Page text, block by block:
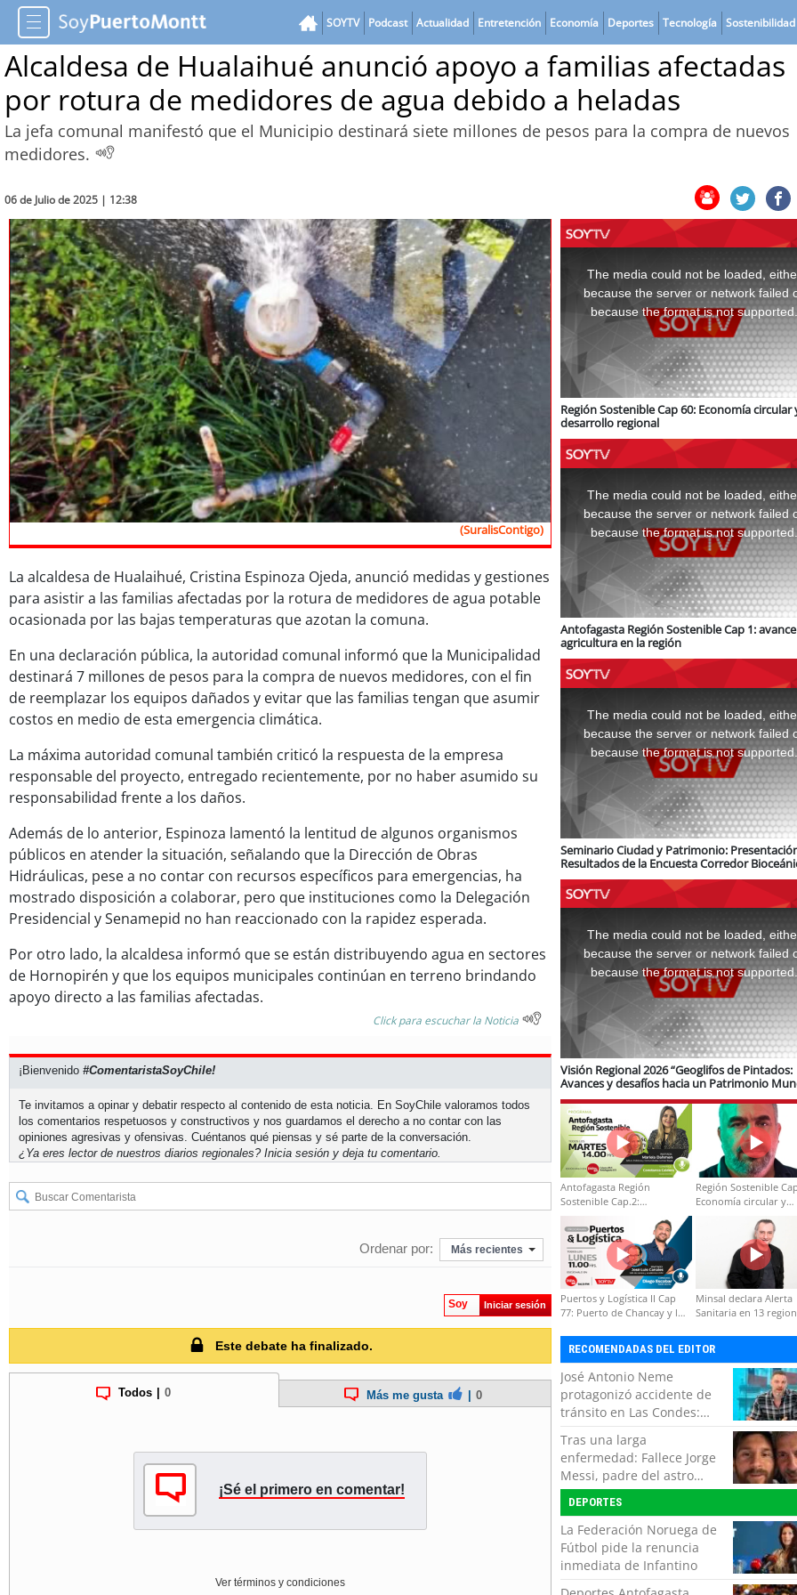
SOYTV Podcast Actualidad Entretención Economía Deportes Tecnología Sostenibilidad
Alcaldesa de Hualaihué anunció apoyo a familias afectadas
por rotura de medidores de agua debido a heladas
La jefa comunal manifestó que el Municipio destinará siete millones de pesos para la compra de nuevos
medidores.
06 de Julio de 2025 | 12:38
(SuralisContigo)
La alcaldesa de Hualaihué, Cristina Espinoza Ojeda, anunció medidas y gestiones
para asistir a las familias afectadas por la rotura de medidores de agua potable
ocasionada por las bajas temperaturas que azotan la comuna.
En una declaración pública, la autoridad comunal informó que la Municipalidad
destinará 7 millones de pesos para la compra de nuevos medidores, con el fin
de reemplazar los equipos dañados y evitar que las familias tengan que asumir
costos en medio de esta emergencia climática.
La máxima autoridad comunal también criticó la respuesta de la empresa
responsable del proyecto, entregado recientemente, por no haber asumido su
responsabilidad frente a los daños.
Además de lo anterior, Espinoza lamentó la lentitud de algunos organismos
públicos en atender la situación, señalando que la Dirección de Obras
Hidráulicas, pese a no contar con recursos específicos para emergencias, ha
mostrado disposición a colaborar, pero que instituciones como la Delegación
Presidencial y Senamepid no han reaccionado con la rapidez esperada.
Por otro lado, la alcaldesa informó que se están distribuyendo agua en sectores
de Hornopirén y que los equipos municipales continúan en terreno brindando
apoyo directo a las familias afectadas.
Click para escuchar la Noticia
¡Bienvenido #ComentaristaSoyChile!
Te invitamos a opinar y debatir respecto al contenido de esta noticia. En SoyChile valoramos todos
los comentarios respetuosos y constructivos y nos guardamos el derecho a no contar con las
opiniones agresivas y ofensivas. Cuéntanos qué piensas y sé parte de la conversación.
¿Ya eres lector de nuestros diarios regionales? Inicia sesión y deja tu comentario.
Ordenar por: Más recientes
Soy Iniciar sesión
Este debate ha finalizado.
Todos 0 Más me gusta 0
¡Sé el primero en comentar!
Ver términos y condiciones
window.
The media could not be loaded,
because the server or network failed
because the format is not supported.
Región Sostenible Cap 60: Economía circular
desarrollo regional
window.
The media could not be loaded,
because the server or network failed
because the format is not supported.
Antofagasta Región Sostenible Cap 1:
agricultura en la región
window.
The media could not be loaded,
because the server or network failed
because the format is not supported.
Seminario Ciudad y Patrimonio:
Resultados de la Encuesta Corredor
logística e infraestructura ferroviaria
window.
The media could not be loaded,
because the server or network failed
because the format is not supported.
Visión Regional 2026 “Geoglifos de Pintados:
Avances y desafíos hacia un Patrimonio
de Unesco”
Antofagasta Región
Sostenible Cap.2:
Educación ambiental y
formación de capacidades
técnicas
Región Sostenible
Economía circular y
Puertos y Logística II Cap
77: Puerto de Chancay y la
Minsal declara Alerta
Sanitaria en 13
RECOMENDADAS DEL EDITOR
José Antonio Neme
protagonizó accidente de
tránsito en Las Condes:
Colisionó con un
motociclista
Tras una larga
enfermedad: Fallece Jorge
Messi, padre del astro
argentino
DEPORTES
La Federación Noruega de
Fútbol pide la renuncia
inmediata de Infantino